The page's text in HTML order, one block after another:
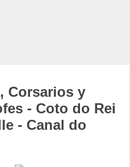
Corsarios y
- Coto do Rei
- Canal do